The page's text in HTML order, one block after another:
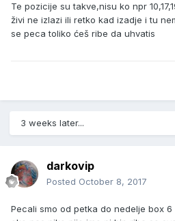
Te pozicije su takve,nisu ko npr
živi ne izlazi ili retko kad izadje i tu
se peca toliko ćeš ribe da uhvatis
3 weeks later...
darkovip
Posted October 8, 2017
Pecali smo od petka do nedelje box